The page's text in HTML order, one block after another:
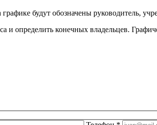
будут обозначены руководитель,
и определить конечных владельцев.